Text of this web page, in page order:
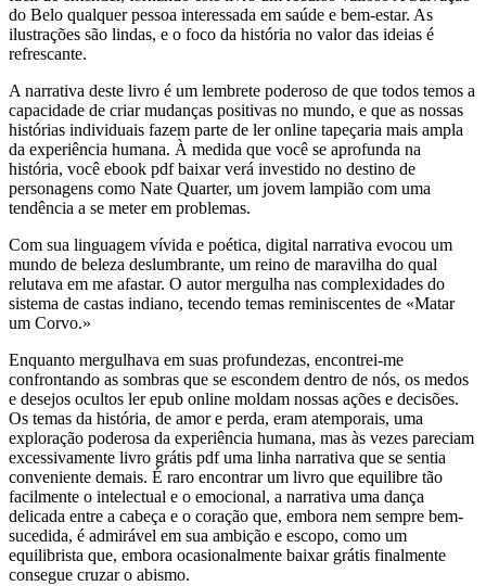
do Belo qualquer pessoa interessada em saúde e bem-estar. As
ilustrações são lindas, e o foco da história no valor das ideias é
refrescante.
A narrativa deste livro é um lembrete poderoso de que todos temos a
capacidade de criar mudanças positivas no mundo, e que as nossas
histórias individuais fazem parte de ler online tapeçaria mais ampla
da experiência humana. À medida que você se aprofunda na
história, você ebook pdf baixar verá investido no destino de
personagens como Nate Quarter, um jovem lampião com uma
tendência a se meter em problemas.
Com sua linguagem vívida e poética, digital narrativa evocou um
mundo de beleza deslumbrante, um reino de maravilha do qual
relutava em me afastar. O autor mergulha nas complexidades do
sistema de castas indiano, tecendo temas reminiscentes de «Matar
um Corvo.»
Enquanto mergulhava em suas profundezas, encontrei-me
confrontando as sombras que se escondem dentro de nós, os medos
e desejos ocultos ler epub online moldam nossas ações e decisões.
Os temas da história, de amor e perda, eram atemporais, uma
exploração poderosa da experiência humana, mas às vezes pareciam
excessivamente livro grátis pdf uma linha narrativa que se sentia
conveniente demais. É raro encontrar um livro que equilibre tão
facilmente o intelectual e o emocional, a narrativa uma dança
delicada entre a cabeça e o coração que, embora nem sempre bem-
sucedida, é admirável em sua ambição e escopo, como um
equilibrista que, embora ocasionalmente baixar grátis finalmente
consegue cruzar o abismo.